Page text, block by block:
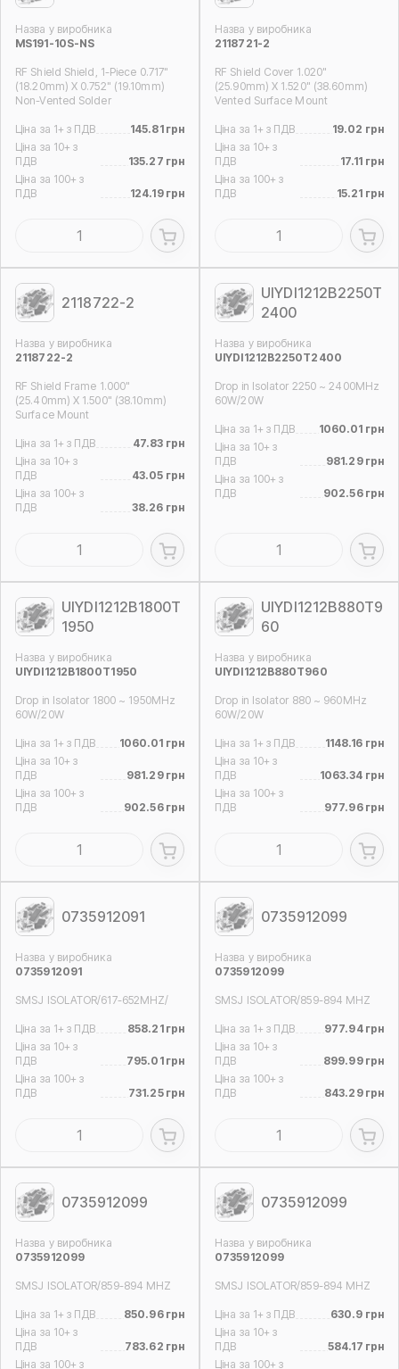
Назва у виробника
MS191-10S-NS
RF Shield Shield, 1-Piece 0.717"
(18.20mm) X 0.752" (19.10mm)
Non-Vented Solder
Ціна за 1+ з ПДВ
145.81 грн
Ціна за 10+ з
ПДВ
135.27 грн
Ціна за 100+ з
ПДВ
124.19 грн
Назва у виробника
2118721-2
RF Shield Cover 1.020"
(25.90mm) X 1.520" (38.60mm)
Vented Surface Mount
Ціна за 1+ з ПДВ
19.02 грн
Ціна за 10+ з
ПДВ
17.11 грн
Ціна за 100+ з
ПДВ
15.21 грн
2118722-2
Назва у виробника
2118722-2
RF Shield Frame 1.000"
(25.40mm) X 1.500" (38.10mm)
Surface Mount
Ціна за 1+ з ПДВ
47.83 грн
Ціна за 10+ з
ПДВ
43.05 грн
Ціна за 100+ з
ПДВ
38.26 грн
UIYDI1212B2250T
2400
Назва у виробника
UIYDI1212B2250T2400
Drop in Isolator 2250 ~ 2400MHz
60W/20W
Ціна за 1+ з ПДВ
1060.01 грн
Ціна за 10+ з
ПДВ
981.29 грн
Ціна за 100+ з
ПДВ
902.56 грн
UIYDI1212B1800T
1950
Назва у виробника
UIYDI1212B1800T1950
Drop in Isolator 1800 ~ 1950MHz
60W/20W
Ціна за 1+ з ПДВ
1060.01 грн
Ціна за 10+ з
ПДВ
981.29 грн
Ціна за 100+ з
ПДВ
902.56 грн
UIYDI1212B880T9
60
Назва у виробника
UIYDI1212B880T960
Drop in Isolator 880 ~ 960MHz
60W/20W
Ціна за 1+ з ПДВ
1148.16 грн
Ціна за 10+ з
ПДВ
1063.34 грн
Ціна за 100+ з
ПДВ
977.96 грн
0735912091
Назва у виробника
0735912091
SMSJ ISOLATOR/617-652MHZ/
Ціна за 1+ з ПДВ
858.21 грн
Ціна за 10+ з
ПДВ
795.01 грн
Ціна за 100+ з
ПДВ
731.25 грн
0735912099
Назва у виробника
0735912099
SMSJ ISOLATOR/859-894 MHZ
Ціна за 1+ з ПДВ
977.94 грн
Ціна за 10+ з
ПДВ
899.99 грн
Ціна за 100+ з
ПДВ
843.29 грн
0735912099
Назва у виробника
0735912099
SMSJ ISOLATOR/859-894 MHZ
Ціна за 1+ з ПДВ
850.96 грн
Ціна за 10+ з
ПДВ
783.62 грн
Ціна за 100+ з
0735912099
Назва у виробника
0735912099
SMSJ ISOLATOR/859-894 MHZ
Ціна за 1+ з ПДВ
630.9 грн
Ціна за 10+ з
ПДВ
584.17 грн
Ціна за 100+ з